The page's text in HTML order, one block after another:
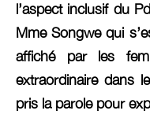
l’aspect inclusif du
Mme Songwe qui
affiché par les
extraordinaire dans
pris la parole pour